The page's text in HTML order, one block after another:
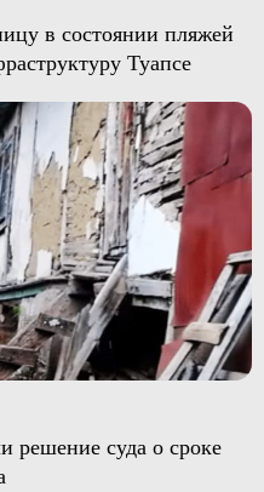
в состоянии пляжей
Туапсе
решение суда о сроке